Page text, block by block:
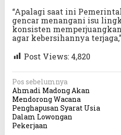
“Apalagi saat ini
gencar menangani isu
konsisten
agar kebersihannya
Post Views: 4,820
N
a
v
i
Pos sebelumnya
Ahmadi Madong Akan
Mendorong Wacana
Penghapusan Syarat Usia
Dalam Lowongan
Pekerjaan